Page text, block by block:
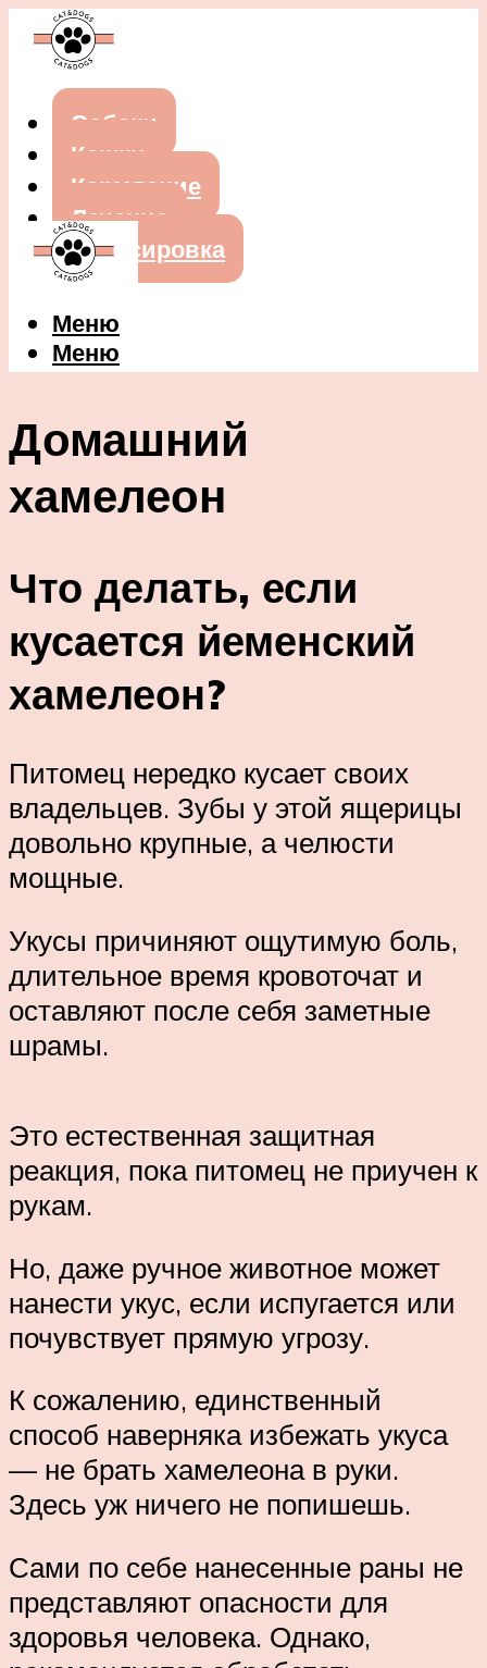
Собаки
Кошки
Кормление
Лечение
Дрессировка
Меню
Меню
Домашний
хамелеон
Что делать, если
кусается йеменский
хамелеон?
Питомец нередко кусает своих
владельцев. Зубы у этой ящерицы
довольно крупные, а челюсти
мощные.
Укусы причиняют ощутимую боль,
длительное время кровоточат и
оставляют после себя заметные
шрамы.
Это естественная защитная
реакция, пока питомец не приучен к
рукам.
Но, даже ручное животное может
нанести укус, если испугается или
почувствует прямую угрозу.
К сожалению, единственный
способ наверняка избежать укуса
— не брать хамелеона в руки.
Здесь уж ничего не попишешь.
Сами по себе нанесенные раны не
представляют опасности для
здоровья человека. Однако,